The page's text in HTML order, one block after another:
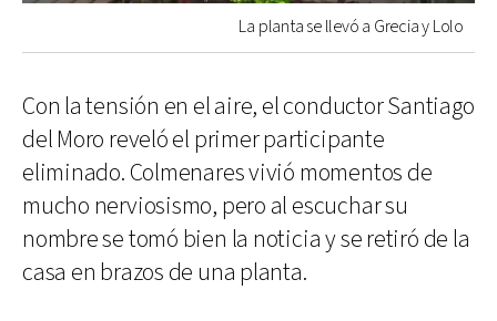
La planta se llevó a Grecia y Lolo
Con la tensión en el aire, el conductor Santiago
del Moro reveló el primer participante
eliminado. Colmenares vivió momentos de
mucho nerviosismo, pero al escuchar su
nombre se tomó bien la noticia y se retiró de la
casa en brazos de una planta.